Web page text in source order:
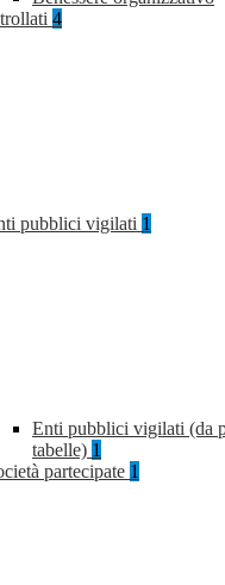
4
pubblici vigilati 1
Enti pubblici vigilati (da
tabelle) 1
partecipate 1